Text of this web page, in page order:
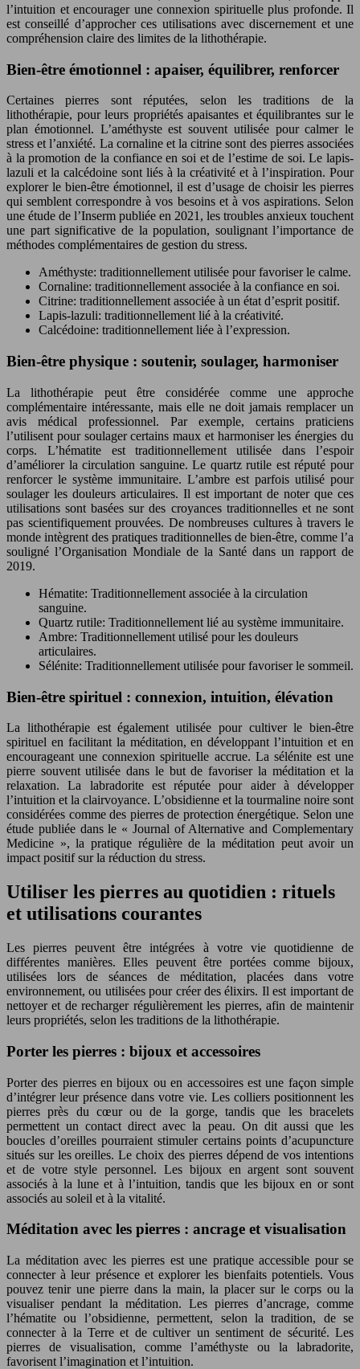
l’intuition et encourager une connexion spirituelle plus profonde. Il
est conseillé d’approcher ces utilisations avec discernement et une
compréhension claire des limites de la lithothérapie.
Bien-être émotionnel : apaiser, équilibrer, renforcer
Certaines pierres sont réputées, selon les traditions de la
lithothérapie, pour leurs propriétés apaisantes et équilibrantes sur le
plan émotionnel. L’améthyste est souvent utilisée pour calmer le
stress et l’anxiété. La cornaline et la citrine sont des pierres associées
à la promotion de la confiance en soi et de l’estime de soi. Le lapis-
lazuli et la calcédoine sont liés à la créativité et à l’inspiration. Pour
explorer le bien-être émotionnel, il est d’usage de choisir les pierres
qui semblent correspondre à vos besoins et à vos aspirations. Selon
une étude de l’Inserm publiée en 2021, les troubles anxieux touchent
une part significative de la population, soulignant l’importance de
méthodes complémentaires de gestion du stress.
Améthyste: traditionnellement utilisée pour favoriser le calme.
Cornaline: traditionnellement associée à la confiance en soi.
Citrine: traditionnellement associée à un état d’esprit positif.
Lapis-lazuli: traditionnellement lié à la créativité.
Calcédoine: traditionnellement liée à l’expression.
Bien-être physique : soutenir, soulager, harmoniser
La lithothérapie peut être considérée comme une approche
complémentaire intéressante, mais elle ne doit jamais remplacer un
avis médical professionnel. Par exemple, certains praticiens
l’utilisent pour soulager certains maux et harmoniser les énergies du
corps. L’hématite est traditionnellement utilisée dans l’espoir
d’améliorer la circulation sanguine. Le quartz rutile est réputé pour
renforcer le système immunitaire. L’ambre est parfois utilisé pour
soulager les douleurs articulaires. Il est important de noter que ces
utilisations sont basées sur des croyances traditionnelles et ne sont
pas scientifiquement prouvées. De nombreuses cultures à travers le
monde intègrent des pratiques traditionnelles de bien-être, comme l’a
souligné l’Organisation Mondiale de la Santé dans un rapport de
2019.
Hématite: Traditionnellement associée à la circulation
sanguine.
Quartz rutile: Traditionnellement lié au système immunitaire.
Ambre: Traditionnellement utilisé pour les douleurs
articulaires.
Sélénite: Traditionnellement utilisée pour favoriser le sommeil.
Bien-être spirituel : connexion, intuition, élévation
La lithothérapie est également utilisée pour cultiver le bien-être
spirituel en facilitant la méditation, en développant l’intuition et en
encourageant une connexion spirituelle accrue. La sélénite est une
pierre souvent utilisée dans le but de favoriser la méditation et la
relaxation. La labradorite est réputée pour aider à développer
l’intuition et la clairvoyance. L’obsidienne et la tourmaline noire sont
considérées comme des pierres de protection énergétique. Selon une
étude publiée dans le « Journal of Alternative and Complementary
Medicine », la pratique régulière de la méditation peut avoir un
impact positif sur la réduction du stress.
Utiliser les pierres au quotidien : rituels
et utilisations courantes
Les pierres peuvent être intégrées à votre vie quotidienne de
différentes manières. Elles peuvent être portées comme bijoux,
utilisées lors de séances de méditation, placées dans votre
environnement, ou utilisées pour créer des élixirs. Il est important de
nettoyer et de recharger régulièrement les pierres, afin de maintenir
leurs propriétés, selon les traditions de la lithothérapie.
Porter les pierres : bijoux et accessoires
Porter des pierres en bijoux ou en accessoires est une façon simple
d’intégrer leur présence dans votre vie. Les colliers positionnent les
pierres près du cœur ou de la gorge, tandis que les bracelets
permettent un contact direct avec la peau. On dit aussi que les
boucles d’oreilles pourraient stimuler certains points d’acupuncture
situés sur les oreilles. Le choix des pierres dépend de vos intentions
et de votre style personnel. Les bijoux en argent sont souvent
associés à la lune et à l’intuition, tandis que les bijoux en or sont
associés au soleil et à la vitalité.
Méditation avec les pierres : ancrage et visualisation
La méditation avec les pierres est une pratique accessible pour se
connecter à leur présence et explorer les bienfaits potentiels. Vous
pouvez tenir une pierre dans la main, la placer sur le corps ou la
visualiser pendant la méditation. Les pierres d’ancrage, comme
l’hématite ou l’obsidienne, permettent, selon la tradition, de se
connecter à la Terre et de cultiver un sentiment de sécurité. Les
pierres de visualisation, comme l’améthyste ou la labradorite,
favorisent l’imagination et l’intuition.